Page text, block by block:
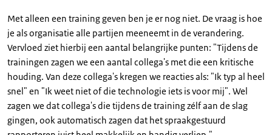
Met alleen een training geven ben je er nog niet. De vraag is hoe
je als organisatie alle partijen meeneemt in de verandering.
Vervloed ziet hierbij een aantal belangrijke punten: "Tijdens de
trainingen zagen we een aantal collega's met die een kritische
houding. Van deze collega's kregen we reacties als: "Ik typ al heel
snel" en "Ik weet niet of die technologie iets is voor mij". Wel
zagen we dat collega's die tijdens de training zélf aan de slag
gingen, ook automatisch zagen dat het spraakgestuurd